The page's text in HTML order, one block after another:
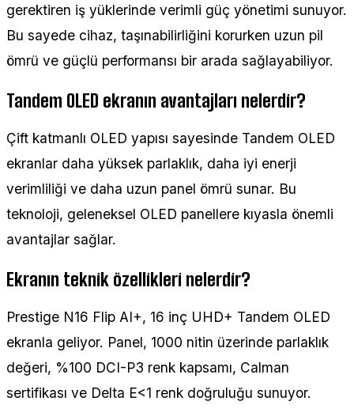
gerektiren iş yüklerinde verimli güç yönetimi sunuyor.
Bu sayede cihaz, taşınabilirliğini korurken uzun pil
ömrü ve güçlü performansı bir arada sağlayabiliyor.
Tandem OLED ekranın avantajları nelerdir?
Çift katmanlı OLED yapısı sayesinde Tandem OLED
ekranlar daha yüksek parlaklık, daha iyi enerji
verimliliği ve daha uzun panel ömrü sunar. Bu
teknoloji, geleneksel OLED panellere kıyasla önemli
avantajlar sağlar.
Ekranın teknik özellikleri nelerdir?
Prestige N16 Flip AI+, 16 inç UHD+ Tandem OLED
ekranla geliyor. Panel, 1000 nitin üzerinde parlaklık
değeri, %100 DCI-P3 renk kapsamı, Calman
sertifikası ve Delta E<1 renk doğruluğu sunuyor.